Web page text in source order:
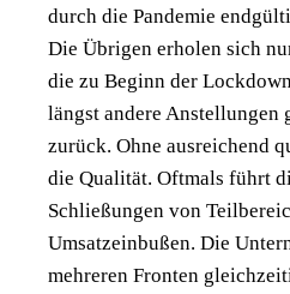
durch die Pandemie
Die Übrigen erholen sich
die zu Beginn der
längst andere Anstellungen
zurück. Ohne ausreichend
die Qualität. Oftmals führt
Schließungen von
Umsatzeinbußen. Die
mehreren Fronten